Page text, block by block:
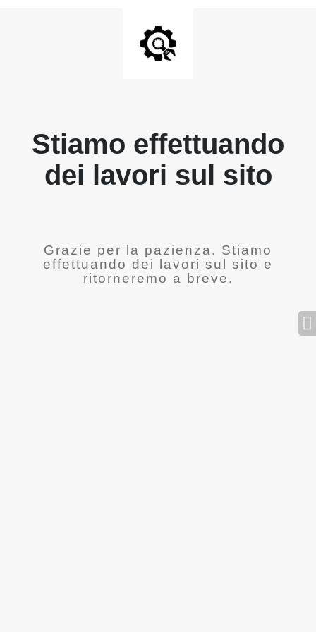
Stiamo effettuando
dei lavori sul sito
Grazie per la pazienza. Stiamo
effettuando dei lavori sul sito e
ritorneremo a breve.